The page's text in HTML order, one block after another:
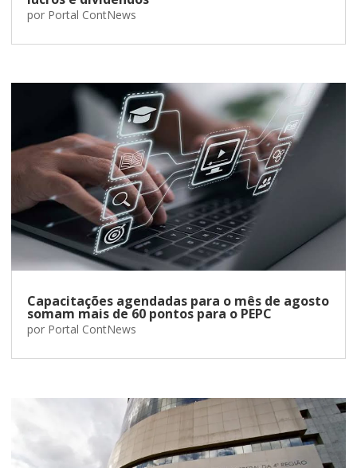
por Portal ContNews
Capacitações agendadas para o mês de agosto
somam mais de 60 pontos para o PEPC
por Portal ContNews